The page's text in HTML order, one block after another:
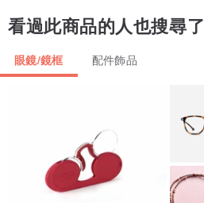
看過此商品的人也搜尋了
眼鏡/鏡框 配件飾品